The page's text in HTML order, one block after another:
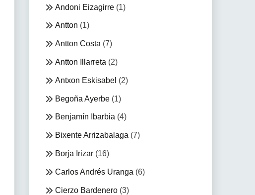
Andoni Eizagirre(1)
Antton (1)
Antton Costa (7)
Antton Illarreta (2)
Antxon Eskisabel (2)
Begoña Ayerbe(1)
Benjamín Ibarbia (4)
Bixente Arrizabalaga (7)
Borja Irizar(16)
Carlos Andrés Uranga (6)
Cierzo Bardenero(3)